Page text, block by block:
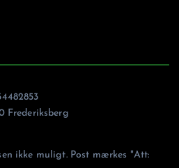
Frederiksberg
ikke muligt. Post mærkes "Att: